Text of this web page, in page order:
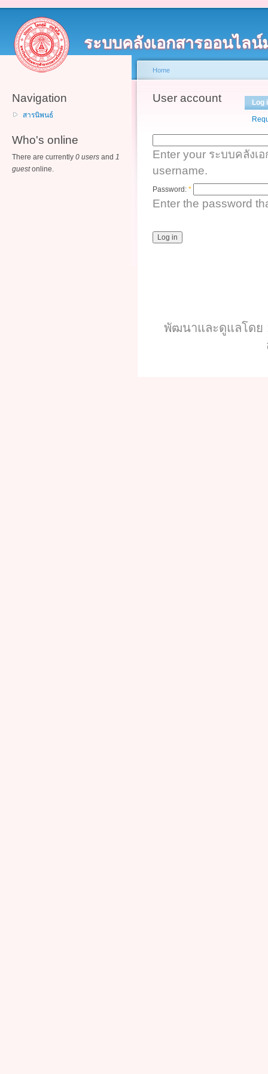
ระบบคลังเอกสารออนไล
Navigation
สารนิพนธ์
Who's online
There are currently 0 users and 1
guestonline.
Home
User account
Log
Enter your ระบบคลัง
username.
Password: *
Enter the password
พัฒนาและดูแลโดย